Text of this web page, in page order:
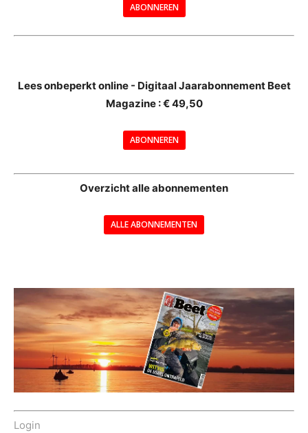
ABONNEREN
Lees onbeperkt online - Digitaal Jaarabonnement Beet
Magazine : € 49,50
ABONNEREN
Overzicht alle abonnementen
ALLE ABONNEMENTEN
Login